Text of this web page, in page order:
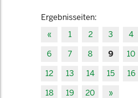
Ergebnisseiten:
«
1 2 3 4
6
7 8 9 10
12
13 14 15 16
18
19 20 »